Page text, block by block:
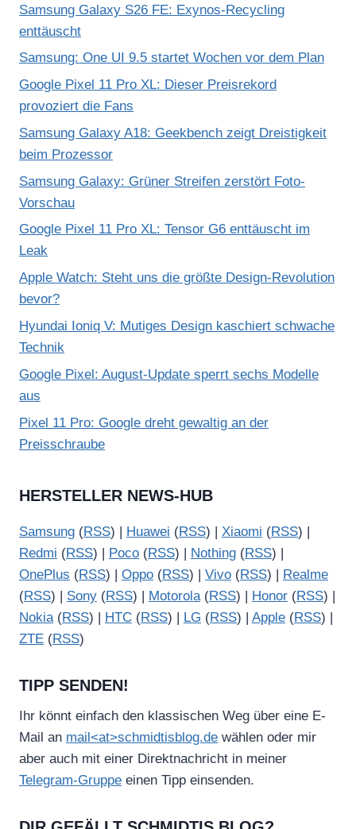
Samsung Galaxy S26 FE: Exynos-Recycling
enttäuscht
Samsung: One UI 9.5 startet Wochen vor dem Plan
Google Pixel 11 Pro XL: Dieser Preisrekord
provoziert die Fans
Samsung Galaxy A18: Geekbench zeigt Dreistigkeit
beim Prozessor
Samsung Galaxy: Grüner Streifen zerstört Foto-
Vorschau
Google Pixel 11 Pro XL: Tensor G6 enttäuscht im
Leak
Apple Watch: Steht uns die größte Design-Revolution
bevor?
Hyundai Ioniq V: Mutiges Design kaschiert schwache
Technik
Google Pixel: August-Update sperrt sechs Modelle
aus
Pixel 11 Pro: Google dreht gewaltig an der
Preisschraube
HERSTELLER NEWS-HUB
Samsung (RSS) | Huawei (RSS) | Xiaomi (RSS) |
Redmi (RSS) | Poco (RSS) | Nothing (RSS) |
OnePlus (RSS) | Oppo (RSS) | Vivo (RSS) |
Realme
(RSS) | Sony (RSS) | Motorola(RSS) | Honor (RSS) |
Nokia(RSS) | HTC (RSS) | LG (RSS) | Apple (RSS) |
ZTE (RSS)
TIPP SENDEN!
Ihr könnt einfach den klassischen Weg über eine E-
Mail an mail<at>schmidtisblog.de wählen oder mir
aber auch mit einer Direktnachricht in meiner
Telegram-Gruppe einen Tipp einsenden.